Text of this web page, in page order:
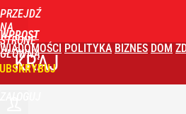
PRZEJDŹ
NA
STRONĘ
GŁÓWNĄ
WPROST
WIADOMOŚCI POLITYKA BIZNES DOM
KRAJ